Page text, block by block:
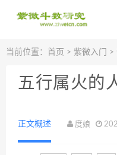
欢迎您光临紫微斗数学堂，一个
当前位置： 首页 > 紫微入门 >
五行属火的
正文概述 度娘